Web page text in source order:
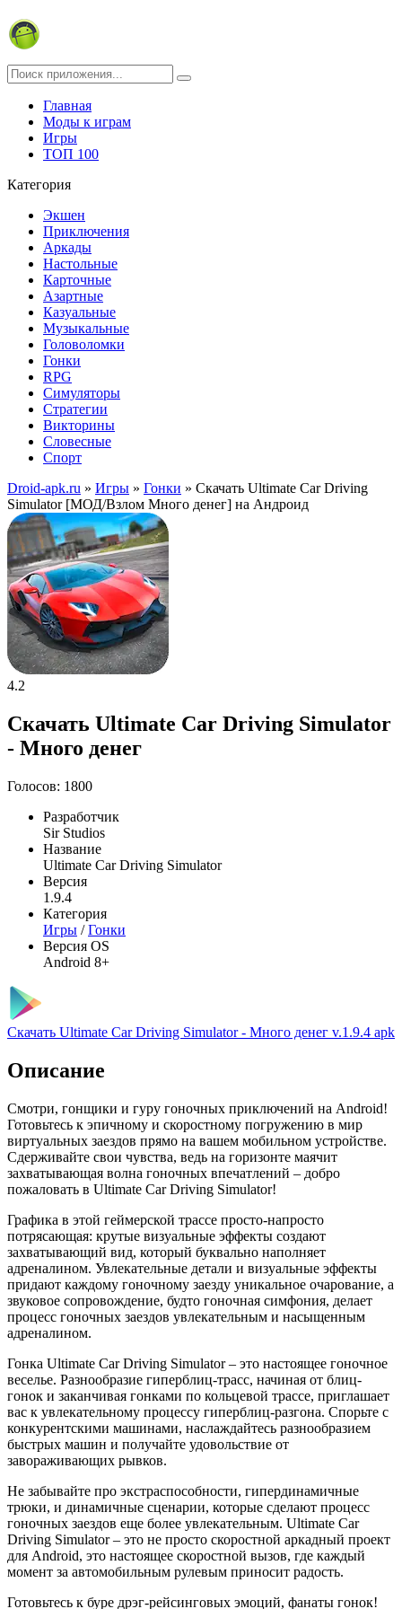
Главная
Моды к играм
Игры
ТОП 100
Категория
Экшен
Приключения
Аркады
Настольные
Карточные
Азартные
Казуальные
Музыкальные
Головоломки
Гонки
RPG
Симуляторы
Стратегии
Викторины
Словесные
Спорт
Droid-apk.ru » Игры » Гонки » Скачать Ultimate Car Driving
Simulator [МОД/Взлом Много денег] на Андроид
4.2
Скачать Ultimate Car Driving Simulator
- Много денег
Голосов: 1800
Разработчик
Sir Studios
Название
Ultimate Car Driving Simulator
Версия
1.9.4
Категория
Игры /Гонки
Версия OS
Android 8+
Скачать Ultimate Car Driving Simulator - Много денег v.1.9.4 apk
Описание
Смотри, гонщики и гуру гоночных приключений на Android!
Готовьтесь к эпичному и скоростному погружению в мир
виртуальных заездов прямо на вашем мобильном устройстве.
Сдерживайте свои чувства, ведь на горизонте маячит
захватывающая волна гоночных впечатлений – добро
пожаловать в Ultimate Car Driving Simulator!
Графика в этой геймерской трассе просто-напросто
потрясающая: крутые визуальные эффекты создают
захватывающий вид, который буквально наполняет
адреналином. Увлекательные детали и визуальные эффекты
придают каждому гоночному заезду уникальное очарование, а
звуковое сопровождение, будто гоночная симфония, делает
процесс гоночных заездов увлекательным и насыщенным
адреналином.
Гонка Ultimate Car Driving Simulator – это настоящее гоночное
веселье. Разнообразие гиперблиц-трасс, начиная от блиц-
гонок и заканчивая гонками по кольцевой трассе, приглашает
вас к увлекательному процессу гиперблиц-разгона. Спорьте с
конкурентскими машинами, наслаждайтесь разнообразием
быстрых машин и получайте удовольствие от
завораживающих рывков.
Не забывайте про экстраспособности, гипердинамичные
трюки, и динамичные сценарии, которые сделают процесс
гоночных заездов еще более увлекательным. Ultimate Car
Driving Simulator – это не просто скоростной аркадный проект
для Android, это настоящее скоростной вызов, где каждый
момент за автомобильным рулевым приносит радость.
Готовьтесь к буре дрэг-рейсинговых эмоций, фанаты гонок!